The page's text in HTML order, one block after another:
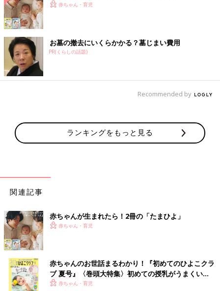
赤ちゃん・育児
お墓の撤去にいくらかかる？墓じまい費用
PR(くらしの話題)
Recommended by
ランキングをもっと見る
関連記事
赤ちゃんが生まれたら！2冊の「たまひよ」
赤ちゃん・育児
赤ちゃんのお世話まるわかり！『初めてのひよこクラ
ブ 夏号』〈巻頭大特集〉初めての授乳がうまくい
く！ おっぱい・ミルクの基本と夏のトラブル 解決テ
赤ちゃん・育児